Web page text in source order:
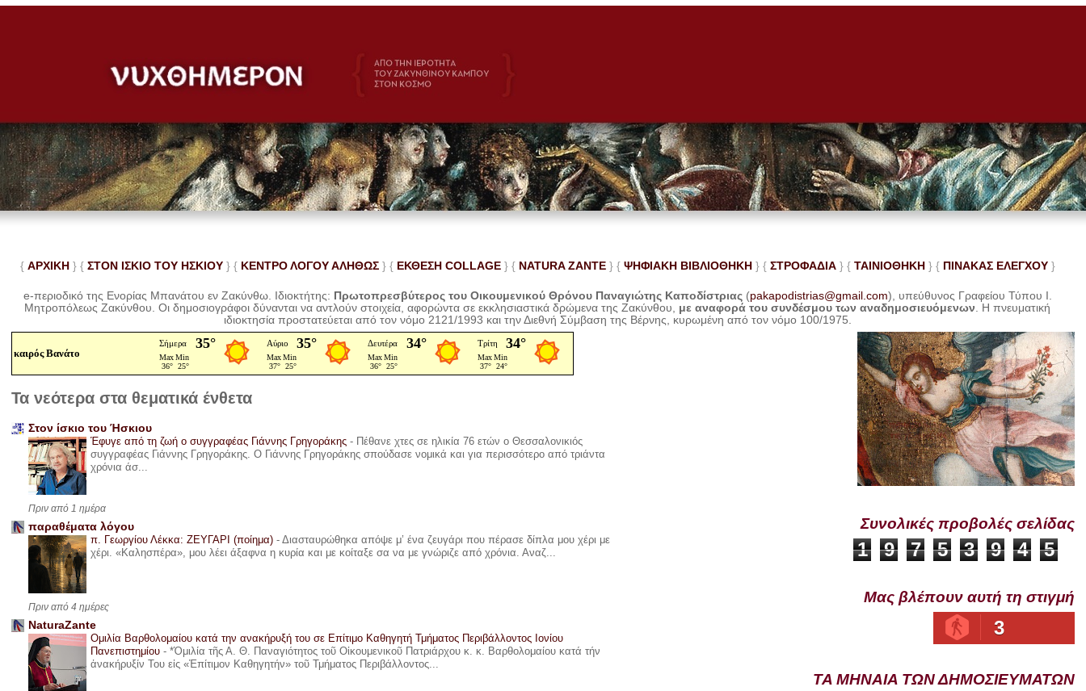
{ ΑΡΧΙΚΗ } { ΣΤΟΝ ΙΣΚΙΟ ΤΟΥ ΗΣΚΙΟΥ } { ΚΕΝΤΡΟ ΛΟΓΟΥ ΑΛΗΘΩΣ } { ΕΚΘΕΣΗ COLLAGE }{ NATURA ZANTE} { ΨΗΦΙΑΚΗ ΒΙΒΛΙΟΘΗΚΗ } { ΣΤΡΟΦΑΔΙΑ } { ΤΑΙΝΙΟΘΗΚΗ } { ΠΙΝΑΚΑΣ ΕΛΕΓΧΟΥ}
e-περιοδικό της Ενορίας Μπανάτου εν Ζακύνθω. Ιδιοκτήτης: Πρωτοπρεσβύτερος του Οικουμενικού Θρόνου Παναγιώτης Καποδίστριας (pakapodistrias@gmail.com), υπεύθυνος Γραφείου Τύπου Ι.
Μητροπόλεως Ζακύνθου.Οι δημοσιογράφοι δύνανται να αντλούν στοιχεία, αφορώντα σε εκκλησιαστικά δρώμενα της Ζακύνθου, με αναφορά του συνδέσμου των αναδημοσιευόμενων . Ηπνευματική
ιδιοκτησία προστατεύεται από τον νόμο 2121/1993 και την Διεθνή Σύμβαση της Βέρνης, κυρωμένη από τον νόμο 100/1975.
καιρός Βανάτο
Τα νεότερα στα θεματικά ένθετα
Στον ίσκιο του Ήσκιου
Έφυγε από τη ζωή ο συγγραφέας Γιάννης Γρηγοράκης - Πέθανε χτες σε ηλικία 76 ετών ο Θεσσαλονικιός
συγγραφέας Γιάννης Γρηγοράκης. Ο Γιάννης Γρηγοράκης σπούδασε νομικά και για περισσότερο από τριάντα
χρόνια άσ...
Πριν από 1 ημέρα
παραθέματα λόγου
π. Γεωργίου Λέκκα: ΖΕΥΓΑΡΙ (ποίημα) - Διασταυρώθηκα απόψε μ’ ένα ζευγάρι που πέρασε δίπλα μου χέρι με
χέρι. «Καλησπέρα», μου λέει άξαφνα η κυρία και με κοίταξε σα να με γνώριζε από χρόνια. Αναζ...
Πριν από 4 ημέρες
NaturaZante
Ομιλία Βαρθολομαίου κατά την ανακήρυξή του σε Επίτιμο Καθηγητή Τμήματος Περιβάλλοντος Ιονίου
Πανεπιστημίου - *Ὁμιλία τῆς Α. Θ. Παναγιότητος τοῦ Οἰκουμενικοῦ Πατριάρχου κ. κ. Βαρθολομαίου κατά τήν
ἀνακήρυξίν Του εἰς «Ἐπίτιμον Καθηγητήν» τοῦ Τμήματος Περιβάλλοντος...
Συνολικές προβολές σελίδας
1 9 7 5 3 9 4 5
Μας βλέπουν αυτή τη στιγμή
3
ΤΑ ΜΗΝΑΙΑ ΤΩΝ ΔΗΜΟΣΙΕΥΜΑΤΩΝ